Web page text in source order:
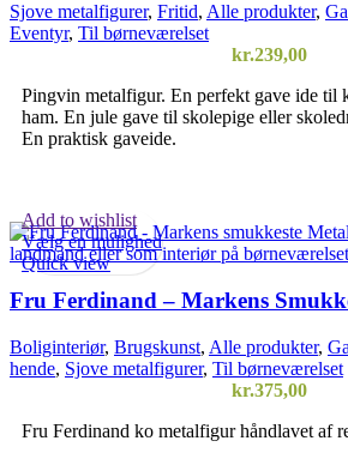
Sjove metalfigurer, Fritid, Alle produkter,
Eventyr, Til børneværelset
kr.239,00
Pingvin metalfigur. En perfekt gave ide til
ham. En jule gave til skolepige eller
En praktisk gaveide.
Add to wishlist
Vælg en mulighed
Quick view
Fru Ferdinand – Markens
Boliginteriør, Brugskunst, Alle produkter,
hende, Sjove metalfigurer, Til børneværelset
kr.375,00
Fru Ferdinand ko metalfigur håndlavet af